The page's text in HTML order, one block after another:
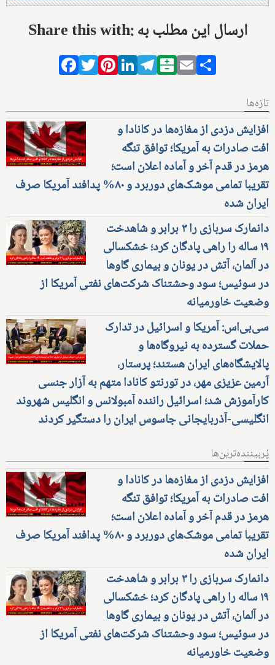
Share this with: ارسال این مطلب به
Facebook
TwitterPinterestLinkedIn
Telegram
Balatarin
Email
تازه‌ها
افزایش دزدی از مغازه‌ها در کانادا و
افت صادرات به آمریکا؛ توافق تنگه
هرمز در قدم آخر و آماده اعلان است؛
تقریبا تمامی موشک‌های دوربرد و ۸۰% پدافند آمریکا صرف
ایران شده
دانمارک سربازی را ۳ برابر و شاهدخت
۱۹ ساله را راهی پادگان کرد؛ خشکسالی
در آلمان، آتش در یونان و بیماری گاوها
در سوئیس؛ سود وحشتناک شرکت‌های نفتی آمریکا از
وضعیت خاورمیانه
سی‌بی‌اس: آمریکا و اسرائیل در تدارک
حملات گسترده به نیروگاه‌ها و
پالایشگاه‌های ایران هستند؛ پرستار،
آرمین عزیزی مهر، در تورنتو کانادا متهم به آزار جنسی
کارآموزش شد؛ اسرائیل راننده آمبولانس و انگلیس شهروند
انگلیسی-آذربایجانی جاسوس ایران را دستگیر کردند
پُربیننده‌ترین‌ها
افزایش دزدی از مغازه‌ها در کانادا و
افت صادرات به آمریکا؛ توافق تنگه
هرمز در قدم آخر و آماده اعلان است؛
تقریبا تمامی موشک‌های دوربرد و ۸۰% پدافند آمریکا صرف
ایران شده
دانمارک سربازی را ۳ برابر و شاهدخت
۱۹ ساله را راهی پادگان کرد؛ خشکسالی
در آلمان، آتش در یونان و بیماری گاوها
در سوئیس؛ سود وحشتناک شرکت‌های نفتی آمریکا از
وضعیت خاورمیانه